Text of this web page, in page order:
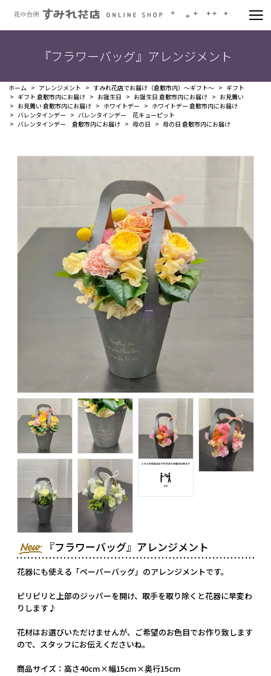
『フラワーバッグ』アレンジメント
ホーム アレンジメント すみれ花店でお届け（倉敷市内）～ギフト～
ギフト
ギフト 倉敷市内にお届け
お誕生日 お誕生日 倉敷市内にお届け
お見舞い
お見舞い 倉敷市内にお届け
ホワイトデー
ホワイトデー 倉敷市内にお届け
バレンタインデー
バレンタインデー 花キューピット
バレンタインデー 倉敷市内にお届け
母の日 母の日 倉敷市内にお届け
『フラワーバッグ』アレンジメント
花器にも使える「ペーパーバッグ」のアレンジメントです。
ピリピリと上部のジッパーを開け、取手を取り除くと花器に早変わ
りします♪
花材はお選びいただけませんが、ご希望のお色目でお作り致します
ので、スタッフにお伝えくださいね。
商品サイズ：高さ40cm×幅15cm×奥行15cm